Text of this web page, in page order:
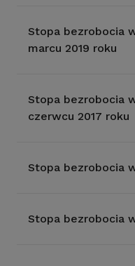
Stopa bezrobocia
marcu 2019 roku
Stopa bezrobocia
czerwcu 2017 roku
Stopa bezrobocia
Stopa bezrobocia